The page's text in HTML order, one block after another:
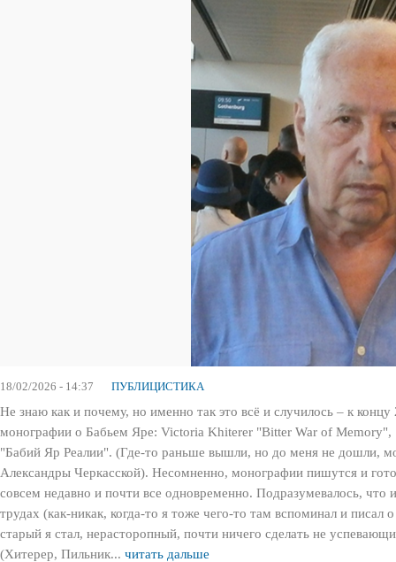
18/02/2026 - 14:37 ПУБЛИЦИСТИКА
Не знаю как и почему, но именно так это всё и случилось – к
монографии о Бабьем Яре: Victoria Khiterer "Bitter War of
"Бабий Яр Реалии". (Где-то раньше вышли, но до меня не дошли,
Александры Черкасской). Несомненно, монографии пишутся и
совсем недавно и почти все одновременно. Подразумевалось,
трудах (как-никак, когда-то я тоже чего-то там вспоминал и
старый я стал, нерасторопный, почти ничего сделать не
(Хитерер, Пильник... читать дальше